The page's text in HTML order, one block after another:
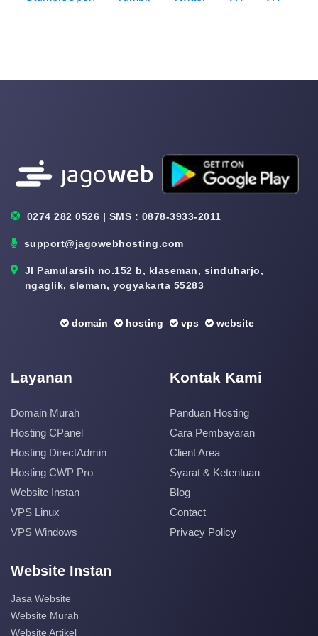
0274 282 0526 | SMS : 0878-3933-2011
support@jagowebhosting.com
Jl Pamularsih no.152 b, klaseman, sinduharjo,
ngaglik, sleman, yogyakarta 55283
domain hosting vps website
Layanan
Domain Murah
Hosting CPanel
Hosting DirectAdmin
Hosting CWP Pro
Website Instan
VPS Linux
VPS Windows
Kontak Kami
Panduan Hosting
Cara Pembayaran
Client Area
Syarat & Ketentuan
Blog
Contact
Privacy Policy
Website Instan
Jasa Website
Website Murah
Website Artikel